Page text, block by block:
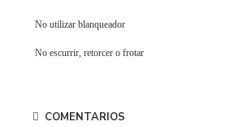
No utilizar blanqueador
No escurrir, retorcer o frotar
COMENTARIOS